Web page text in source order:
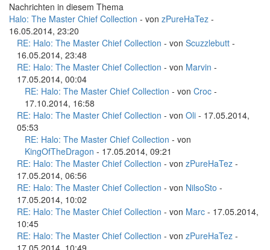
Nachrichten in diesem Thema
Halo: The Master Chief Collection - von zPureHaTez -
16.05.2014, 23:20
RE: Halo: The Master Chief Collection - von Scuzzlebutt -
16.05.2014, 23:48
RE: Halo: The Master Chief Collection - von Marvin -
17.05.2014, 00:04
RE: Halo: The Master Chief Collection - von Croc -
17.10.2014, 16:58
RE: Halo: The Master Chief Collection - von Oli - 17.05.2014,
05:53
RE: Halo: The Master Chief Collection - von
KingOfTheDragon - 17.05.2014, 09:21
RE: Halo: The Master Chief Collection - von zPureHaTez -
17.05.2014, 06:56
RE: Halo: The Master Chief Collection - von NilsoSto -
17.05.2014, 10:02
RE: Halo: The Master Chief Collection - von Marc - 17.05.2014,
10:45
RE: Halo: The Master Chief Collection - von zPureHaTez -